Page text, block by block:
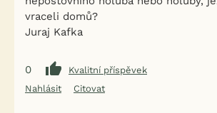
vraceli domů?
Juraj Kafka
0
Kvalitní příspěvek
Nahlásit
Citovat